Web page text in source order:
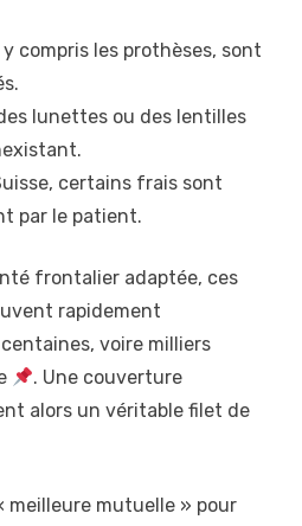
compris les prothèses, sont
lunettes ou des lentilles
certains frais sont
par le patient.
frontalier adaptée, ces
rapidement
voire milliers
. Une couverture
alors un véritable filet de
meilleure mutuelle » pour